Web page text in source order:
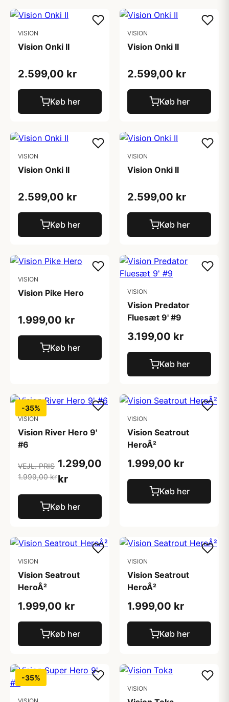
VISION
Vision Onki II
2.599,00 kr
Køb her
VISION
Vision Onki II
2.599,00 kr
Køb her
VISION
Vision Onki II
2.599,00 kr
Køb her
VISION
Vision Onki II
2.599,00 kr
Køb her
VISION
Vision Pike Hero
1.999,00 kr
Køb her
VISION
Vision Predator
Fluesæt 9' #9
3.199,00 kr
Køb her
-35%
VISION
Vision River Hero 9'
#6
VEJL. PRIS
1.999,00 kr
1.299,00
kr
Køb her
VISION
Vision Seatrout
HeroÂ²
1.999,00 kr
Køb her
VISION
Vision Seatrout
HeroÂ²
1.999,00 kr
Køb her
VISION
Vision Seatrout
HeroÂ²
1.999,00 kr
Køb her
-35%
VISION